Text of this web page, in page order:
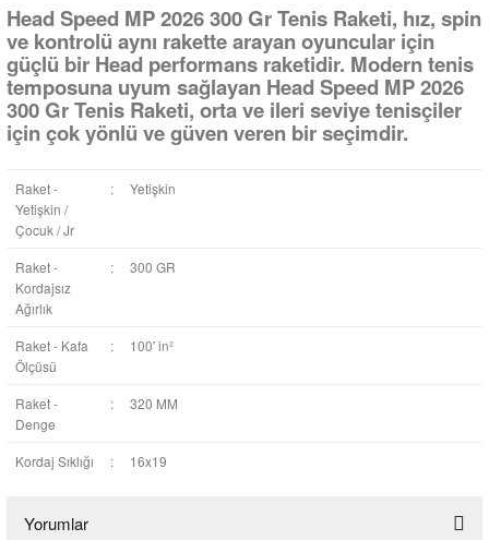
Head Speed MP 2026 300 Gr Tenis Raketi, hız, spin
ve kontrolü aynı rakette arayan oyuncular için
güçlü bir Head performans raketidir. Modern tenis
temposuna uyum sağlayan Head Speed MP 2026
300 Gr Tenis Raketi, orta ve ileri seviye tenisçiler
için çok yönlü ve güven veren bir seçimdir.
Raket -
Yetişkin /
Çocuk / Jr
: Yetişkin
Raket -
Kordajsız
Ağırlık
: 300 GR
Raket - Kafa
Ölçüsü
: 100' in²
Raket -
Denge
: 320 MM
Kordaj Sıklığı : 16x19
Yorumlar